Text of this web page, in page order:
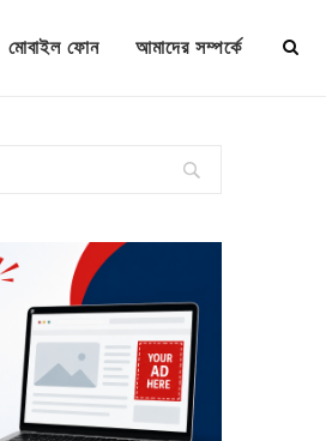
মোবাইল ফোন আমাদের সম্পর্কে